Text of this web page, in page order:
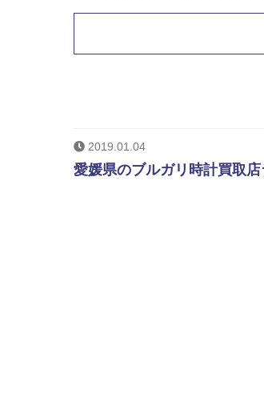
2019.01.04
愛媛県のブルガリ時計買取